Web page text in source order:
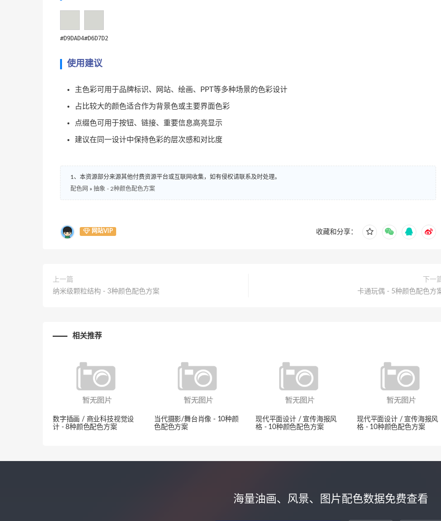
#D9DAD4#D6D7D2
使用建议
主色彩可用于品牌标识、网站、绘画、PPT等多种场景的色彩设计
占比较大的颜色适合作为背景色或主要界面色彩
点缀色可用于按钮、链接、重要信息高亮显示
建议在同一设计中保持色彩的层次感和对比度
1、本资源部分来源其他付费资源平台或互联网收集，如有侵权请联系及时处理。
配色网 » 抽象 - 2种颜色配色方案
网站VIP 收藏和分享：
上一篇
纳米级颗粒结构 - 3种颜色配色方案
下一
卡通玩偶 - 5种颜色配色方
相关推荐
数字插画 / 商业科技视觉设
计 - 8种颜色配色方案
当代摄影/舞台肖像 - 10种颜
色配色方案
现代平面设计 / 宣传海报风
格 - 10种颜色配色方案
现代平面设计 / 宣传海报风
格 - 10种颜色配色方案
海量油画、风景、图片配色数据免费查看